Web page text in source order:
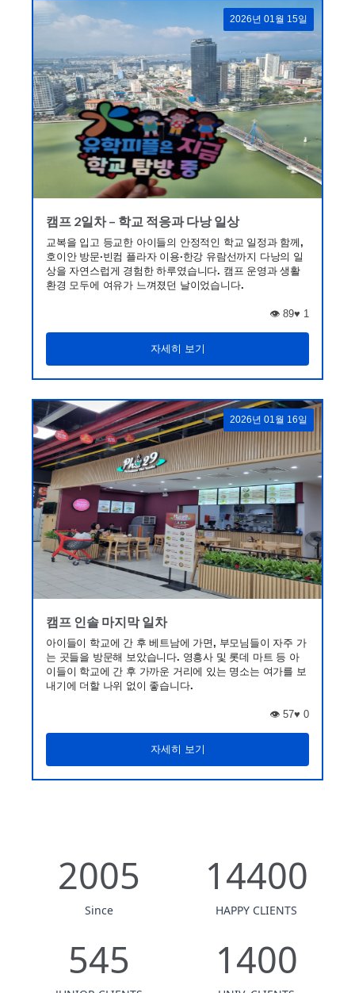
2026년 01월 15일
캠프 2일차 – 학교 적응과 다낭 일상
교복을 입고 등교한 아이들의 안정적인 학교 일정과 함께,
호이안 방문·빈컴 플라자 이용·한강 유람선까지 다낭의 일
상을 자연스럽게 경험한 하루였습니다. 캠프 운영과 생활
환경 모두에 여유가 느껴졌던 날이었습니다.
👁️ 89♥ 1
자세히 보기
2026년 01월 16일
캠프 인솔 마지막 일차
아이들이 학교에 간 후 베트남에 가면, 부모님들이 자주 가
는 곳들을 방문해 보았습니다. 영흥사 및 롯데 마트 등 아
이들이 학교에 간 후 가까운 거리에 있는 명소는 여가를 보
내기에 더할 나위 없이 좋습니다.
👁️ 57♥ 0
자세히 보기
2005
Since
14400
HAPPY CLIENTS
545 1400